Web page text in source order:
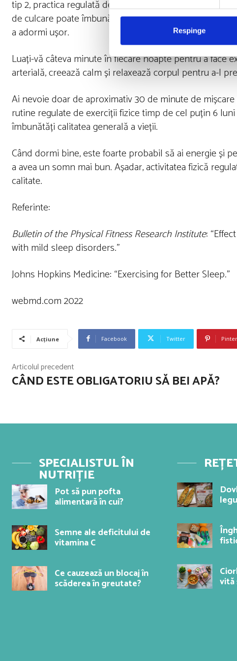
Respinge
tip 2, practica regulată de yoga poate îmbunătăți
de culcare poate îmbunătăți fluxul sanguin și poate
a adormi ușor.
Luați-vă câteva minute în fiecare noapte pentru a face
arterială, creează calm și relaxează corpul pentru a-l
Ai nevoie doar de aproximativ 30 de minute de
rutine regulate de exerciții fizice timp de cel puțin 6
îmbunătăți calitatea generală a vieții.
Când dormi bine, este foarte probabil să ai energie și
a avea un somn mai bun. Așadar, activitatea fizică
calitate.
Referinte:
Bulletin of the Physical Fitness Research Institute:
with mild sleep disorders.”
Johns Hopkins Medicine: “Exercising for Better Sleep.”
webmd.com 2022
Acțiune Facebook Twitter
Articolul precedent
CÂND ESTE OBLIGATORIU SĂ BEI APĂ?
SPECIALISTUL ÎN
NUTRIȚIE
Pot să pun pofta
alimentară în cui?
Semne ale deficitului de
vitamina C
Ce cauzează un blocaj în
scăderea în greutate? vită